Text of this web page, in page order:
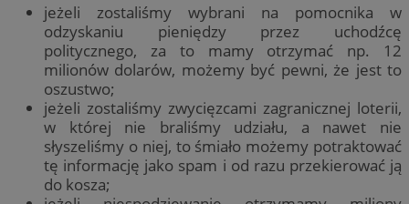
jeżeli zostaliśmy wybrani na pomocnika w
odzyskaniu pieniędzy przez uchodźcę
politycznego, za to mamy otrzymać np. 12
milionów dolarów, możemy być pewni, że jest to
oszustwo;
jeżeli zostaliśmy zwycięzcami zagranicznej loterii,
w której nie braliśmy udziału, a nawet nie
słyszeliśmy o niej, to śmiało możemy potraktować
tę informację jako spam i od razu przekierować ją
do kosza;